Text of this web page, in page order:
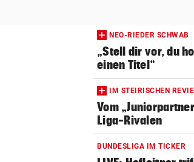
NEO-RIEDER SCHWAB
„Stell dir vor, du
einen Titel“
IM STEIRISCHEN
Vom
Liga-Rivalen
BUNDESLIGA IM TICKER